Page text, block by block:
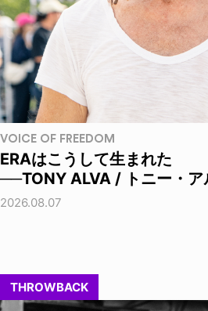
VOICE OF FREEDOM
ERAはこうして生まれた
──TONY ALVA / トニー・ア
2026.08.07
THROWBACK